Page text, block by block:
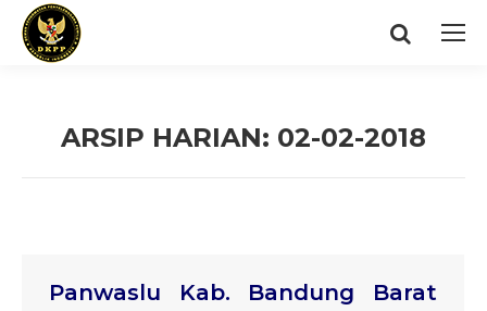
Search:
ARSIP HARIAN: 02-02-2018
Panwaslu Kab. Bandung Barat